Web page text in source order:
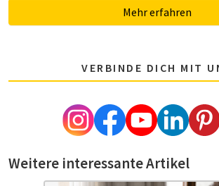
Mehr erfahren
VERBINDE DICH MIT
Weitere interessante Artikel